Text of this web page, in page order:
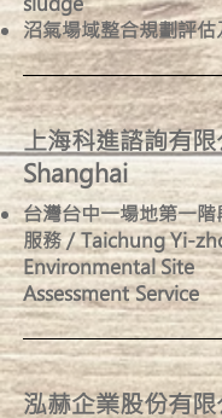
沼氣場域整合規劃評估
上海科進諮詢有
Shanghai
台灣台中一場地第一
服務 / Taichung Yi-
Environmental Site
Assessment Service
泓赫企業股份有